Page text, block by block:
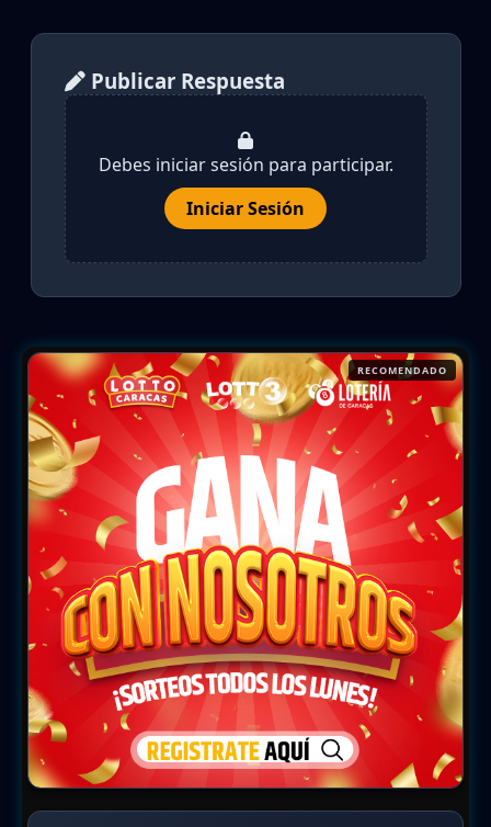
Publicar Respuesta
Debes iniciar sesión para participar.
Iniciar Sesión
RECOMENDADO